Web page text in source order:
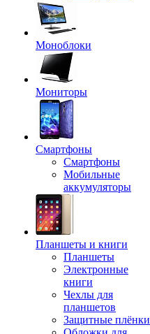
Моноблоки
Мониторы
Смартфоны
Смартфоны
Мобильные
аккумуляторы
Планшеты и книги
Планшеты
Электронные
книги
Чехлы для
планшетов
Защитные плёнки